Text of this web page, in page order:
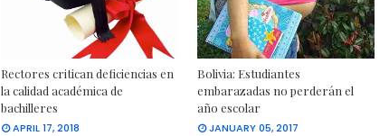
Rectores critican deficiencias en
la calidad académica de
bachilleres
APRIL 17, 2018
Bolivia: Estudiantes
embarazadas no perderán el
año escolar
JANUARY 05, 2017